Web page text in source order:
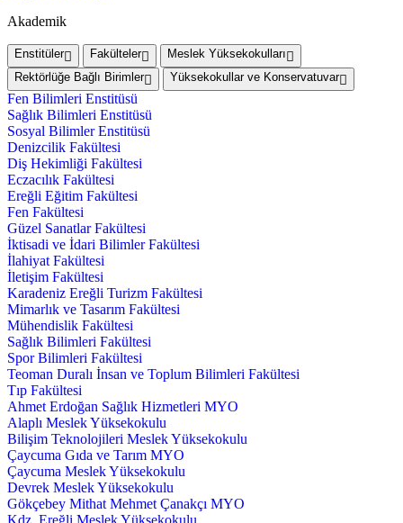
Akademik
Enstitüler Fakülteler
Meslek Yüksekokulları
Rektörlüğe Bağlı Birimler
Yüksekokullar ve Konservatuvar
Fen Bilimleri Enstitüsü
Sağlık Bilimleri Enstitüsü
Sosyal Bilimler Enstitüsü
Denizcilik Fakültesi
Diş Hekimliği Fakültesi
Eczacılık Fakültesi
Ereğli Eğitim Fakültesi
Fen Fakültesi
Güzel Sanatlar Fakültesi
İktisadi ve İdari Bilimler Fakültesi
İlahiyat Fakültesi
İletişim Fakültesi
Karadeniz Ereğli Turizm Fakültesi
Mimarlık ve Tasarım Fakültesi
Mühendislik Fakültesi
Sağlık Bilimleri Fakültesi
Spor Bilimleri Fakültesi
Teoman Duralı İnsan ve Toplum Bilimleri Fakültesi
Tıp Fakültesi
Ahmet Erdoğan Sağlık Hizmetleri MYO
Alaplı Meslek Yüksekokulu
Bilişim Teknolojileri Meslek Yüksekokulu
Çaycuma Gıda ve Tarım MYO
Çaycuma Meslek Yüksekokulu
Devrek Meslek Yüksekokulu
Gökçebey Mithat Mehmet Çanakçı MYO